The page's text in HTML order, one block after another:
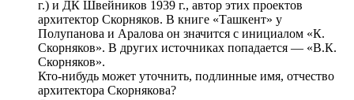
г.) и ДК Швейников 1939 г., автор этих проектов
архитектор Скорняков. В книге «Ташкент» у
Полупанова и Аралова он значится с инициалом «К.
Скорняков». В других источниках попадается — «В.К.
Скорняков».
Кто-нибудь может уточнить, подлинные имя, отчество
архитектора Скорнякова?